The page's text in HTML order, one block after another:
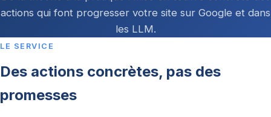
actions qui font progresser votre site sur Google et dans
les LLM.
LE SERVICE
Des actions concrètes, pas des
promesses